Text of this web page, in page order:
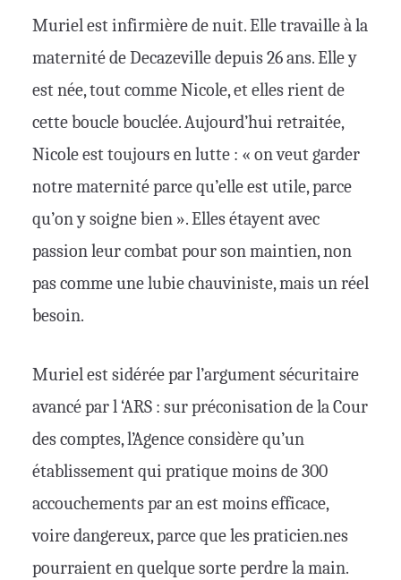
Muriel est infirmière de nuit. Elle travaille à la
maternité de Decazeville depuis 26 ans. Elle y
est née, tout comme Nicole, et elles rient de
cette boucle bouclée. Aujourd’hui retraitée,
Nicole est toujours en lutte : « on veut garder
notre maternité parce qu’elle est utile, parce
qu’on y soigne bien ». Elles étayent avec
passion leur combat pour son maintien, non
pas comme une lubie chauviniste, mais un réel
besoin.
Muriel est sidérée par l’argument sécuritaire
avancé par l ‘ARS : sur préconisation de la Cour
des comptes, l’Agence considère qu’un
établissement qui pratique moins de 300
accouchements par an est moins efficace,
voire dangereux, parce que les praticien.nes
pourraient en quelque sorte perdre la main.